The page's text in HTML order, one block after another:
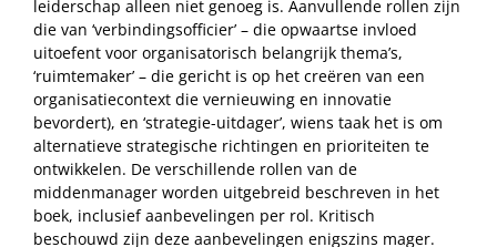
leiderschap alleen niet genoeg is. Aanvullende rollen zijn
die van ‘verbindingsofficier’ – die opwaartse invloed
uitoefent voor organisatorisch belangrijk thema’s,
‘ruimtemaker’ – die gericht is op het creëren van een
organisatiecontext die vernieuwing en innovatie
bevordert), en ‘strategie-uitdager’, wiens taak het is om
alternatieve strategische richtingen en prioriteiten te
ontwikkelen. De verschillende rollen van de
middenmanager worden uitgebreid beschreven in het
boek, inclusief aanbevelingen per rol. Kritisch
beschouwd zijn deze aanbevelingen enigszins mager.